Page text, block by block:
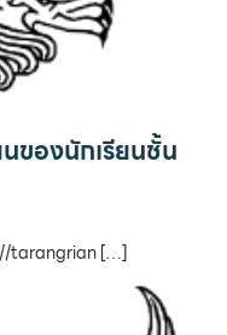
ของนักเรียนชั้น
tarangrian […]